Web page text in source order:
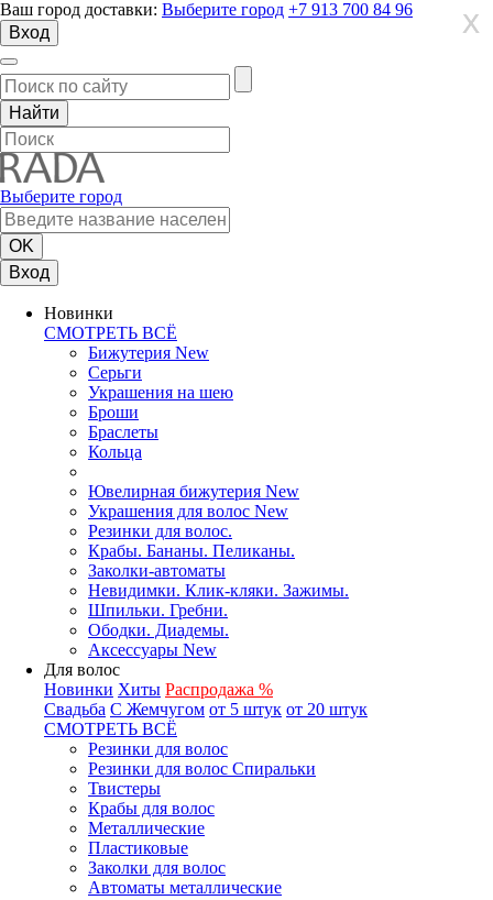
Ваш город доставки: Выберите город +7 913 700 84 96
Вход
Выберите город
Вход
Новинки
СМОТРЕТЬ ВСЁ
Бижутерия New
Серьги
Украшения на шею
Броши
Браслеты
Кольца
Ювелирная бижутерия New
Украшения для волос New
Резинки для волос.
Крабы. Бананы. Пеликаны.
Заколки-автоматы
Невидимки. Клик-кляки. Зажимы.
Шпильки. Гребни.
Ободки. Диадемы.
Аксессуары New
Для волос
Новинки Хиты Распродажа %
Свадьба С Жемчугом от 5 штук от 20 штук
СМОТРЕТЬ ВСЁ
Резинки для волос
Резинки для волос Спиральки
Твистеры
Крабы для волос
Металлические
Пластиковые
Заколки для волос
Автоматы металлические
X
X
X